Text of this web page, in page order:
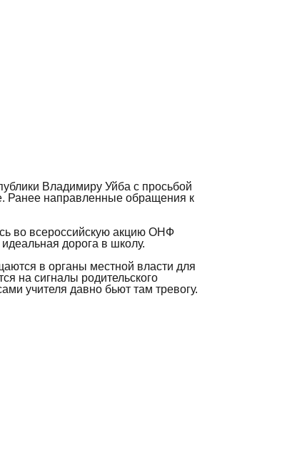
Владимиру Уйба с просьбой
Ранее направленные обращения к
во всероссийскую акцию ОНФ
дорога в школу.
в органы местной власти для
на сигналы родительского
учителя давно бьют там тревогу.